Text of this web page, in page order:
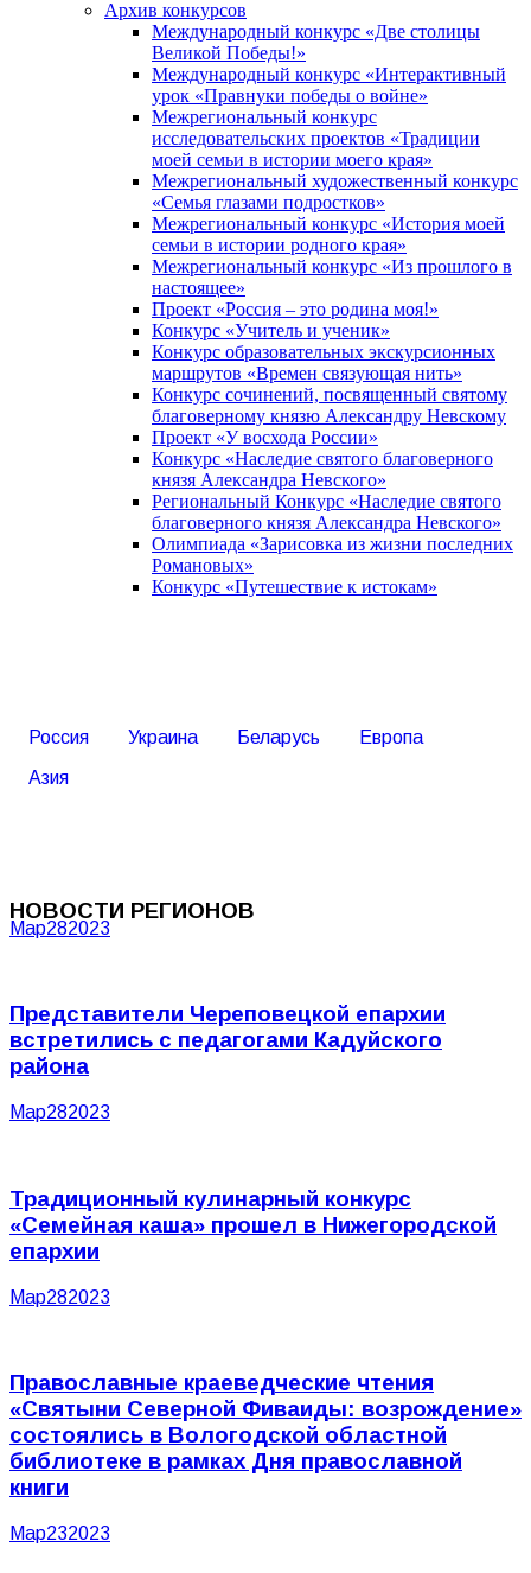
Архив конкурсов
Международный конкурс «Две столицы
Великой Победы!»
Международный конкурс «Интерактивный
урок «Правнуки победы о войне»
Межрегиональный конкурс
исследовательских проектов «Традиции
моей семьи в истории моего края»
Межрегиональный художественный конкурс
«Семья глазами подростков»
Межрегиональный конкурс «История моей
семьи в истории родного края»
Межрегиональный конкурс «Из прошлого в
настоящее»
Проект «Россия – это родина моя!»
Конкурс «Учитель и ученик»
Конкурс образовательных экскурсионных
маршрутов «Времен связующая нить»
Конкурс сочинений, посвященный святому
благоверному князю Александру Невскому
Проект «У восхода России»
Конкурс «Наследие святого благоверного
князя Александра Невского»
Региональный Конкурс «Наследие святого
благоверного князя Александра Невского»
Олимпиада «Зарисовка из жизни последних
Романовых»
Конкурс «Путешествие к истокам»
Россия Украина Беларусь
Европа
Азия
НОВОСТИ РЕГИОНОВ
Мар282023
Представители Череповецкой епархии
встретились с педагогами Кадуйского
района
Мар282023
Традиционный кулинарный конкурс
«Семейная каша» прошел в Нижегородской
епархии
Мар282023
Православные краеведческие чтения
«Святыни Северной Фиваиды: возрождение»
состоялись в Вологодской областной
библиотеке в рамках Дня православной
книги
Мар232023